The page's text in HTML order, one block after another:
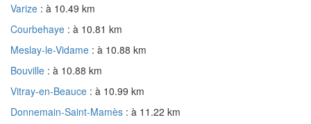
Varize : à 10.49 km
Courbehaye : à 10.81 km
Meslay-le-Vidame : à 10.88 km
Bouville : à 10.88 km
Vitray-en-Beauce : à 10.99 km
Donnemain-Saint-Mamès : à 11.22 km